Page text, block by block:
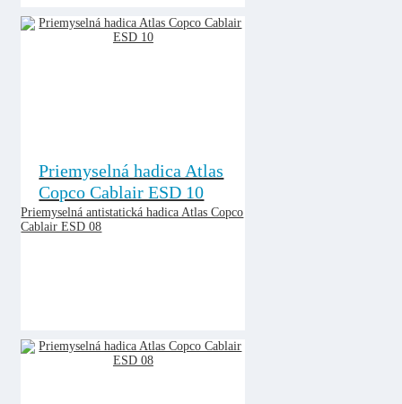
Priemyselná hadica Atlas
Copco Cablair ESD 10
Priemyselná antistatická hadica Atlas Copco
Cablair ESD 08